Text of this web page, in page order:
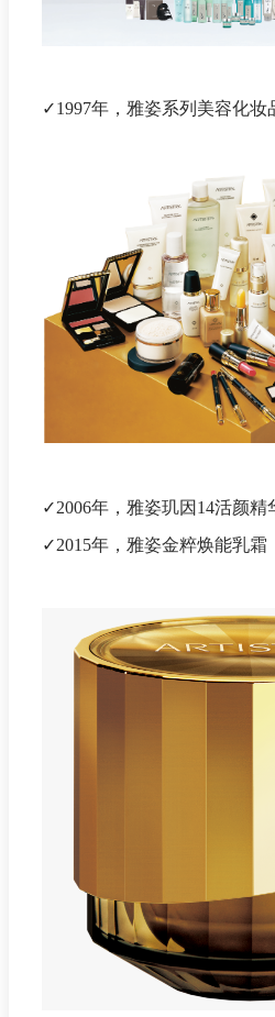
✓1997年，雅姿系列美容化妆
✓2006年，雅姿玑因14活颜精
✓2015年，雅姿金粹焕能乳霜